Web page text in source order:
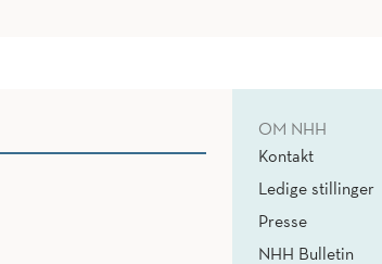
OM NHH
Kontakt
Ledige stillinger
Presse
NHH Bulletin